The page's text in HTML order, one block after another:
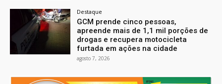
Destaque
GCM prende cinco pessoas,
apreende mais de 1,1 mil porções de
drogas e recupera motocicleta
furtada em ações na cidade
agosto 7, 2026